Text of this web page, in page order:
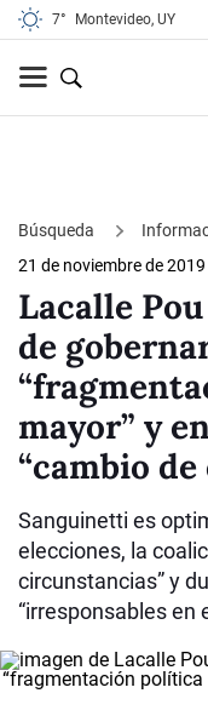
7° Montevideo, UY
Búsqueda
21 de noviembre de 2019
Lacalle
de
mayor” y
“cambio
Sanguinetti es
elecciones, la
circunstancias” y
“irresponsables en